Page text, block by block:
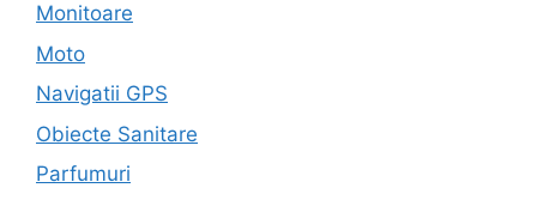
Monitoare
Moto
Navigatii GPS
Obiecte Sanitare
Parfumuri